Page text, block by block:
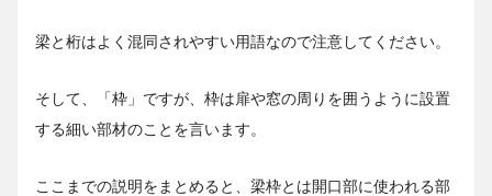
梁と桁はよく混同されやすい用語なので注意してください。
そして、「枠」ですが、枠は扉や窓の周りを囲うように設置
する細い部材のことを言います。
ここまでの説明をまとめると、梁枠とは開口部に使われる部